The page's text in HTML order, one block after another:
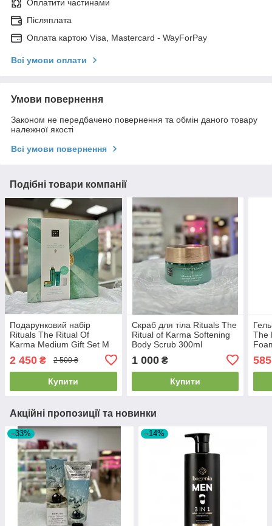
Оплатити частинами
Післяплата
Оплата картою Visa, Mastercard - WayForPay
Всі умови оплати
Умови повернення
Законом не передбачено повернення та обмін даного товару
належної якості
Всі умови повернення
Подібні товари компанії
Подарунковий набір
Rituals The Ritual Of
Karma Medium Gift Set M
2 450 ₴ 2 500 ₴
Купити
Скраб для тіла Rituals The
Ritual of Karma Softening
Body Scrub 300ml
1 000₴
Купити
​The
585
Акційні пропозиції та новинки
–33% –14%